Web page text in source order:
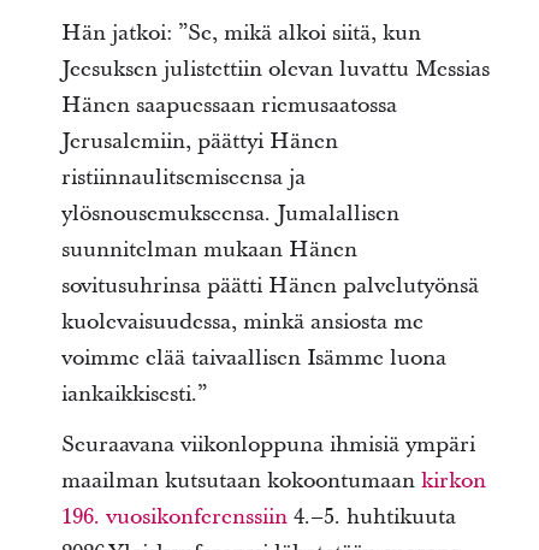
Hän jatkoi: ”Se, mikä alkoi siitä, kun
Jeesuksen julistettiin olevan luvattu Messias
Hänen saapuessaan riemusaatossa
Jerusalemiin, päättyi Hänen
ristiinnaulitsemiseensa ja
ylösnousemukseensa. Jumalallisen
suunnitelman mukaan Hänen
sovitusuhrinsa päätti Hänen palvelutyönsä
kuolevaisuudessa, minkä ansiosta me
voimme elää taivaallisen Isämme luona
iankaikkisesti.”
Seuraavana viikonloppuna ihmisiä ympäri
maailman kutsutaan kokoontumaan kirkon
196. vuosikonferenssiin4.–5. huhtikuuta